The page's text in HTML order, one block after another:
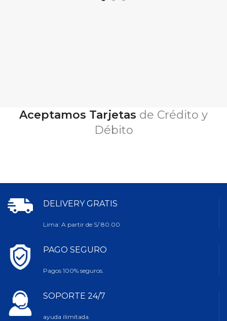
Aceptamos Tarjetas de Crédito y
Débito
DELIVERY GRATIS
Lima: A partir de S/ 80.00
PAGO SEGURO
Pagos 100% seguros.
SOPORTE 24/7
ayuda ilimitada.